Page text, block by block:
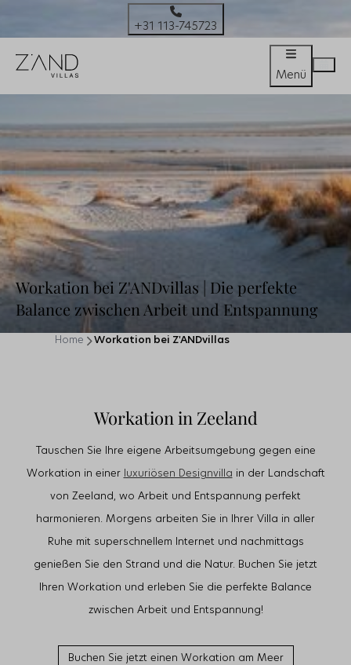
+31 113-745723
Menü
Workation bei Z'ANDvillas | Die perfekte
Balance zwischen Arbeit und Entspannung
Home Workation bei Z'ANDvillas
Workation in Zeeland
Tauschen Sie Ihre eigene Arbeitsumgebung gegen eine
Workation in einer luxuriösen Designvilla in der Landschaft
von Zeeland, wo Arbeit und Entspannung perfekt
harmonieren. Morgens arbeiten Sie in Ihrer Villa in aller
Ruhe mit superschnellem Internet und nachmittags
genießen Sie den Strand und die Natur. Buchen Sie jetzt
Ihren Workation und erleben Sie die perfekte Balance
zwischen Arbeit und Entspannung!
Buchen Sie jetzt einen Workation am Meer